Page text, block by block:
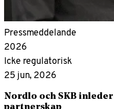
Pressmeddelande
2026
Icke regulatorisk
25 jun, 2026
Nordlo och SKB
partnerskap